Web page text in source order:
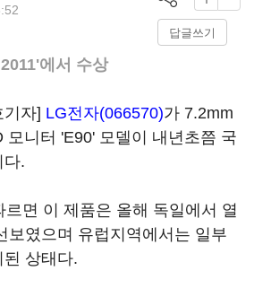
답글쓰기
에서 수상
자] LG전자(066570)가 7.2mm
모니터 'E90' 모델이 내년초쯤 국
다.
면 이 제품은 올해 독일에서 열
보였으며 유럽지역에서는 일부
상태다.